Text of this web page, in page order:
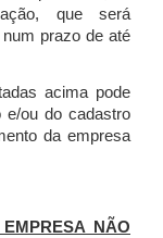
que será
prazo de até
acima pode
e/ou do cadastro
da empresa
NÃO